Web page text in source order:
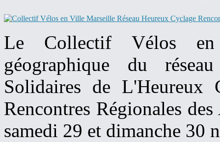
Le Collectif Vélos
géographique du
Solidaires de L'Heureux
Rencontres Régionales
samedi 29 et dimanche 30